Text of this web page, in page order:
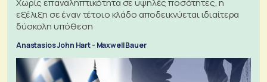
εξέλιξη σε έναν τέτοιο κλάδο αποδεικνύεται ιδιαίτερα
δύσκολη υπόθεση
Anastasios John Hart - Maxwell Bauer